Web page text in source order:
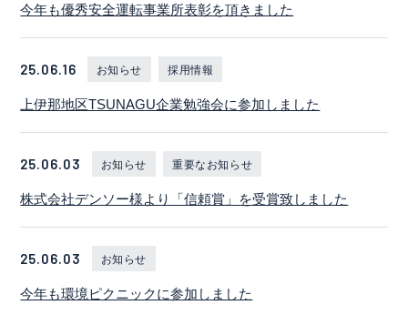
今年も優秀安全運転事業所表彰を頂きました
25.06.16 お知らせ 採用情報
上伊那地区TSUNAGU企業勉強会に参加しました
25.06.03 お知らせ 重要なお知らせ
株式会社デンソー様より「信頼賞」を受賞致しました
25.06.03 お知らせ
今年も環境ピクニックに参加しました